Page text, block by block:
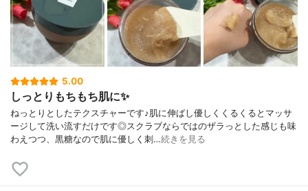
5.00
しっとりもちもち肌に✨
ねっとりとしたテクスチャーです♪肌に伸ばし優しくくるくるとマッサ
ージして洗い流すだけです◎スクラブならではのザラっとした感じも味
わえつつ、黒糖なので肌に優しく刺…続きを見る